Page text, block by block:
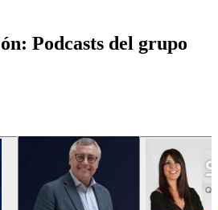
Podcasts del grupo